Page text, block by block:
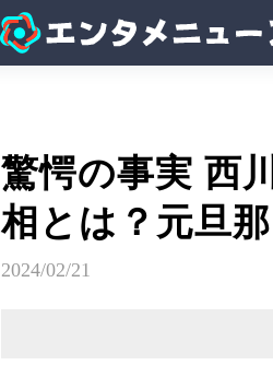
驚愕の事実 西
相とは？元旦
2024/02/21